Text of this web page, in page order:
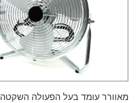
מאוורר עומד בעל הפעולה השקטה